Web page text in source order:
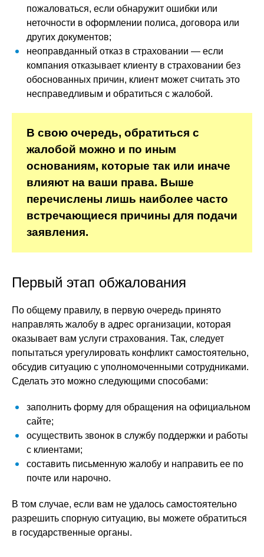
пожаловаться, если обнаружит ошибки или
неточности в оформлении полиса, договора или
других документов;
неоправданный отказ в страховании — если
компания отказывает клиенту в страховании без
обоснованных причин, клиент может считать это
несправедливым и обратиться с жалобой.
В свою очередь, обратиться с
жалобой можно и по иным
основаниям, которые так или иначе
влияют на ваши права. Выше
перечислены лишь наиболее часто
встречающиеся причины для подачи
заявления.
Первый этап обжалования
По общему правилу, в первую очередь принято
направлять жалобу в адрес организации, которая
оказывает вам услуги страхования. Так, следует
попытаться урегулировать конфликт самостоятельно,
обсудив ситуацию с уполномоченными сотрудниками.
Сделать это можно следующими способами:
заполнить форму для обращения на официальном
сайте;
осуществить звонок в службу поддержки и работы
с клиентами;
составить письменную жалобу и направить ее по
почте или нарочно.
В том случае, если вам не удалось самостоятельно
разрешить спорную ситуацию, вы можете обратиться
в государственные органы.